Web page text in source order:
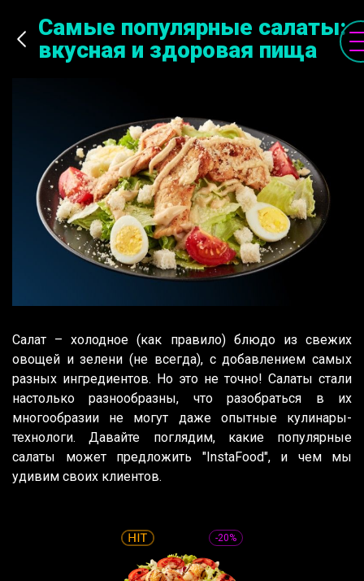
Самые популярные салаты:
вкусная и здоровая пища
Салат – холодное (как правило) блюдо из свежих
овощей и зелени (не всегда), с добавлением самых
разных ингредиентов. Но это не точно! Салаты стали
настолько разнообразны, что разобраться в их
многообразии не могут даже опытные кулинары-
технологи. Давайте поглядим, какие популярные
салаты может предложить "InstaFood", и чем мы
удивим своих клиентов.
-20%